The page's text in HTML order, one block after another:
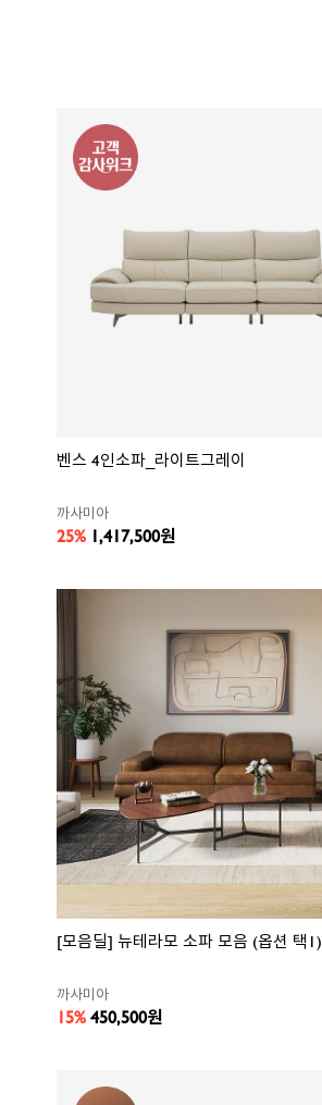
벤스 4인소파_라이트그레이
까사미아
25% 1,417,500원
[모음딜] 뉴테라모 소파 모음 (옵션 택1)
까사미아
15%450,500원